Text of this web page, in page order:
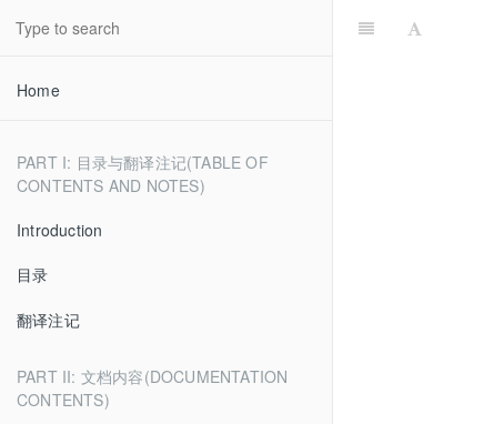
Home
PART I: 目录与翻译注记(TABLE OF
CONTENTS AND NOTES)
Introduction
目录
翻译注记
PART II: 文档内容(DOCUMENTATION
CONTENTS)